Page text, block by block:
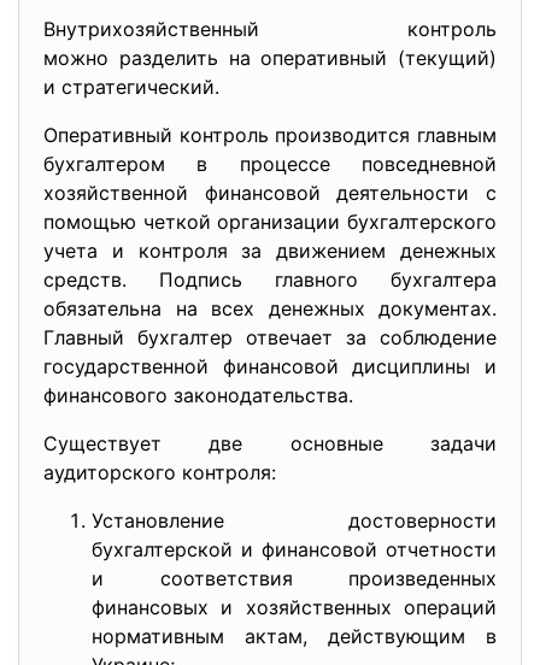
Внутрихозяйственный контроль
можно разделить на оперативный (текущий)
и стратегический.
Оперативный контроль производится главным
бухгалтером в процессе повседневной
хозяйственной финансовой деятельности с
помощью четкой организации бухгалтерского
учета и контроля за движением денежных
средств. Подпись главного бухгалтера
обязательна на всех денежных документах.
Главный бухгалтер отвечает за соблюдение
государственной финансовой дисциплины и
финансового законодательства.
Существует две основные задачи
аудиторского контроля:
Установление достоверности
бухгалтерской и финансовой отчетности
и соответствия произведенных
финансовых и хозяйственных операций
нормативным актам, действующим в